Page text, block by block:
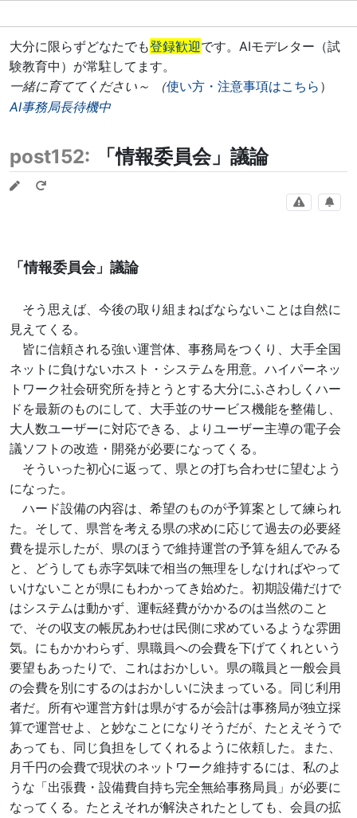
大分に限らずどなたでも登録歓迎です。AIモデレター（試
験教育中）が常駐してます。
一緒に育ててください～ （使い方・注意事項はこちら ）
AI事務局長待機中
post152: 「情報委員会」議論
「情報委員会」議論
そう思えば、今後の取り組まねばならないことは自然に
見えてくる。
皆に信頼される強い運営体、事務局をつくり、大手全国
ネットに負けないホスト・システムを用意。ハイパーネッ
トワーク社会研究所を持とうとする大分にふさわしくハー
ドを最新のものにして、大手並のサービス機能を整備し、
大人数ユーザーに対応できる、よりユーザー主導の電子会
議ソフトの改造・開発が必要になってくる。
そういった初心に返って、県との打ち合わせに望むよう
になった。
ハード設備の内容は、希望のものが予算案として練られ
た。そして、県営を考える県の求めに応じて過去の必要経
費を提示したが、県のほうで維持運営の予算を組んでみる
と、どうしても赤字気味で相当の無理をしなければやって
いけないことが県にもわかってき始めた。初期設備だけで
はシステムは動かず、運転経費がかかるのは当然のこと
で、その収支の帳尻あわせは民側に求めているような雰囲
気。にもかかわらず、県職員への会費を下げてくれという
要望もあったりで、これはおかしい。県の職員と一般会員
の会費を別にするのはおかしいに決まっている。同じ利用
者だ。所有や運営方針は県がするが会計は事務局が独立採
算で運営せよ、と妙なことになりそうだが、たとえそうで
あっても、同じ負担をしてくれるように依頼した。また、
月千円の会費で現状のネットワーク維持するには、私のよ
うな「出張費・設備費自持ち完全無給事務局員」が必要に
なってくる。たとえそれが解決されたとしても、会員の拡